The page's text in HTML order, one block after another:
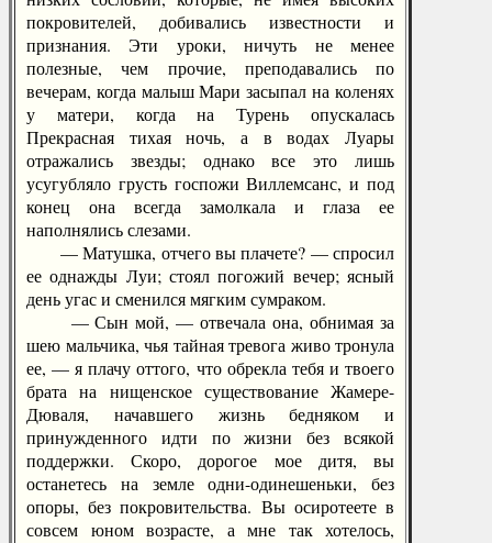
покровителей, добивались известности и
признания. Эти уроки, ничуть не менее
полезные, чем прочие, преподавались по
вечерам, когда малыш Мари засыпал на коленях
у матери, когда на Турень опускалась
Прекрасная тихая ночь, а в водах Луары
отражались звезды; однако все это лишь
усугубляло грусть госпожи Виллемсанс, и под
конец она всегда замолкала и глаза ее
наполнялись слезами.
— Матушка, отчего вы плачете? — спросил
ее однажды Луи; стоял погожий вечер; ясный
день угас и сменился мягким сумраком.
— Сын мой, — отвечала она, обнимая за
шею мальчика, чья тайная тревога живо тронула
ее, — я плачу оттого, что обрекла тебя и твоего
брата на нищенское существование Жамере-
Дюваля, начавшего жизнь бедняком и
принужденного идти по жизни без всякой
поддержки. Скоро, дорогое мое дитя, вы
останетесь на земле одни-одинешеньки, без
опоры, без покровительства. Вы осиротеете в
совсем юном возрасте, а мне так хотелось,